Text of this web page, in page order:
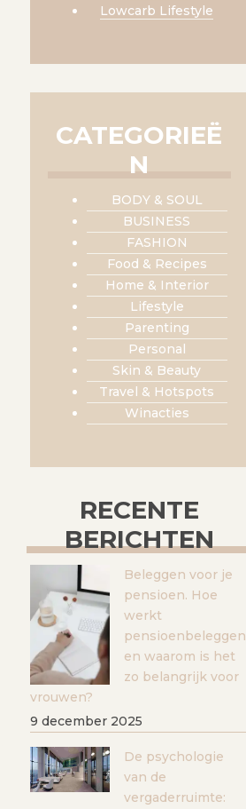
Lowcarb Lifestyle
CATEGORIEË
N
BODY & SOUL
BUSINESS
FASHION
Food & Recipes
Home & Interior
Lifestyle
Parenting
Personal
Skin & Beauty
Travel & Hotspots
Winacties
RECENTE
BERICHTEN
Beleggen voor je
pensioen. Hoe
werkt
pensioenbeleggen
en waarom is het
zo belangrijk voor
vrouwen?
9 december 2025
De psychologie
van de
vergaderruimte: